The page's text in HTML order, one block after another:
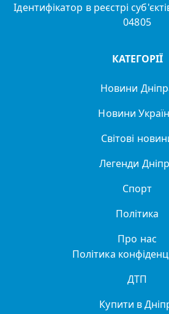
Ідентифікатор в реєстрі
04805
КАТЕГОРІЇ
Новини
Новини
Світові
Легенди
Спорт
Політика
Про нас
Політика
ДТП
Купити в